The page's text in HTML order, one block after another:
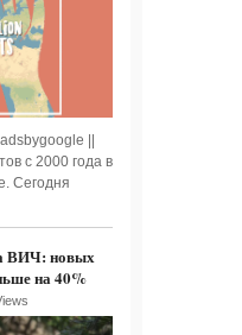
||
с 2000 года в
Сегодня
ВИЧ: новых
на 40%